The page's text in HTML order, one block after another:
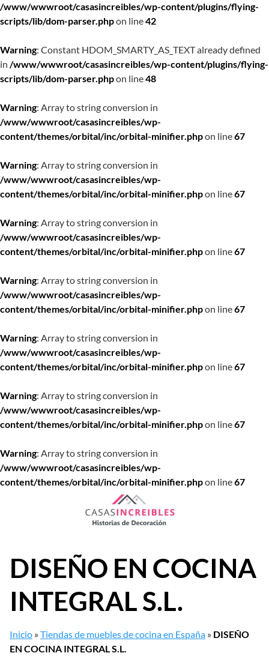
/www/wwwroot/casasincreibles/wp-content/plugins/flying-
scripts/lib/dom-parser.phpon line42
Warning: Constant HDOM_SMARTY_AS_TEXT already defined
in /www/wwwroot/casasincreibles/wp-content/plugins/flying-
scripts/lib/dom-parser.phpon line48
Warning: Array to string conversion in
/www/wwwroot/casasincreibles/wp-
content/themes/orbital/inc/orbital-minifier.phpon line67
Warning: Array to string conversion in
/www/wwwroot/casasincreibles/wp-
content/themes/orbital/inc/orbital-minifier.phpon line67
Warning: Array to string conversion in
/www/wwwroot/casasincreibles/wp-
content/themes/orbital/inc/orbital-minifier.phpon line67
Warning: Array to string conversion in
/www/wwwroot/casasincreibles/wp-
content/themes/orbital/inc/orbital-minifier.phpon line67
Warning: Array to string conversion in
/www/wwwroot/casasincreibles/wp-
content/themes/orbital/inc/orbital-minifier.phpon line67
Warning: Array to string conversion in
/www/wwwroot/casasincreibles/wp-
content/themes/orbital/inc/orbital-minifier.phpon line67
Warning: Array to string conversion in
/www/wwwroot/casasincreibles/wp-
content/themes/orbital/inc/orbital-minifier.phpon line67
DISEÑO EN COCINA
INTEGRAL S.L.
Inicio »Tiendas de muebles de cocina en España » DISEÑO
EN COCINA INTEGRAL S.L.